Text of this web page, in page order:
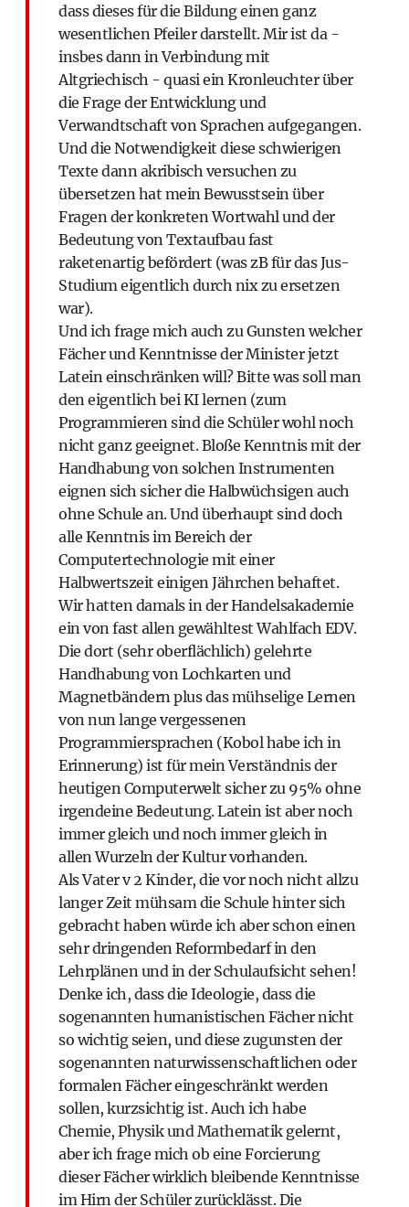
dass dieses für die Bildung einen ganz
wesentlichen Pfeiler darstellt. Mir ist da -
insbes dann in Verbindung mit
Altgriechisch - quasi ein Kronleuchter über
die Frage der Entwicklung und
Verwandtschaft von Sprachen aufgegangen.
Und die Notwendigkeit diese schwierigen
Texte dann akribisch versuchen zu
übersetzen hat mein Bewusstsein über
Fragen der konkreten Wortwahl und der
Bedeutung von Textaufbau fast
raketenartig befördert (was zB für das Jus-
Studium eigentlich durch nix zu ersetzen
war).
Und ich frage mich auch zu Gunsten welcher
Fächer und Kenntnisse der Minister jetzt
Latein einschränken will? Bitte was soll man
den eigentlich bei KI lernen (zum
Programmieren sind die Schüler wohl noch
nicht ganz geeignet. Bloße Kenntnis mit der
Handhabung von solchen Instrumenten
eignen sich sicher die Halbwüchsigen auch
ohne Schule an. Und überhaupt sind doch
alle Kenntnis im Bereich der
Computertechnologie mit einer
Halbwertszeit einigen Jährchen behaftet.
Wir hatten damals in der Handelsakademie
ein von fast allen gewähltest Wahlfach EDV.
Die dort (sehr oberflächlich) gelehrte
Handhabung von Lochkarten und
Magnetbändern plus das mühselige Lernen
von nun lange vergessenen
Programmiersprachen (Kobol habe ich in
Erinnerung) ist für mein Verständnis der
heutigen Computerwelt sicher zu 95% ohne
irgendeine Bedeutung. Latein ist aber noch
immer gleich und noch immer gleich in
allen Wurzeln der Kultur vorhanden.
Als Vater v 2 Kinder, die vor noch nicht allzu
langer Zeit mühsam die Schule hinter sich
gebracht haben würde ich aber schon einen
sehr dringenden Reformbedarf in den
Lehrplänen und in der Schulaufsicht sehen!
Denke ich, dass die Ideologie, dass die
sogenannten humanistischen Fächer nicht
so wichtig seien, und diese zugunsten der
sogenannten naturwissenschaftlichen oder
formalen Fächer eingeschränkt werden
sollen, kurzsichtig ist. Auch ich habe
Chemie, Physik und Mathematik gelernt,
aber ich frage mich ob eine Forcierung
dieser Fächer wirklich bleibende Kenntnisse
im Hirn der Schüler zurücklässt. Die